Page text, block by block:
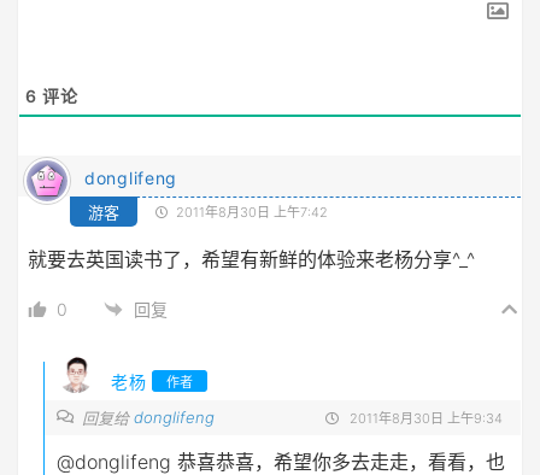
6 评论
donglifeng
游客 2011年8月30日 上午7:42
就要去英国读书了，希望有新鲜的体验来老杨分享^_^
0 回复
老杨 作者
回复给donglifeng 2011年8月30日 上午9:34
@donglifeng 恭喜恭喜，希望你多去走走，看看，也